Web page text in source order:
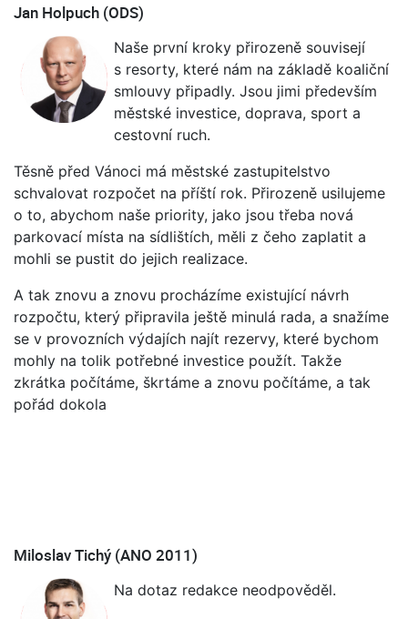
Jan Holpuch (ODS)
Naše první kroky přirozeně souvisejí
s resorty, které nám na základě koaliční
smlouvy připadly. Jsou jimi především
městské investice, doprava, sport a
cestovní ruch.
Těsně před Vánoci má městské zastupitelstvo
schvalovat rozpočet na příští rok. Přirozeně usilujeme
o to, abychom naše priority, jako jsou třeba nová
parkovací místa na sídlištích, měli z čeho zaplatit a
mohli se pustit do jejich realizace.
A tak znovu a znovu procházíme existující návrh
rozpočtu, který připravila ještě minulá rada, a snažíme
se v provozních výdajích najít rezervy, které bychom
mohly na tolik potřebné investice použít. Takže
zkrátka počítáme, škrtáme a znovu počítáme, a tak
pořád dokola
Miloslav Tichý (ANO 2011)
Na dotaz redakce neodpověděl.